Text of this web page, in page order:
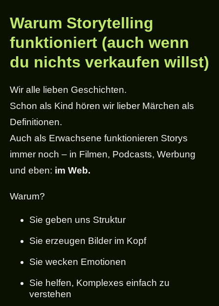
Warum Storytelling
funktioniert (auch wenn
du nichts verkaufen willst)
Wir alle lieben Geschichten.
Schon als Kind hören wir lieber Märchen als
Definitionen.
Auch als Erwachsene funktionieren Storys
immer noch – in Filmen, Podcasts, Werbung
und eben: im Web.
Warum?
Sie geben uns Struktur
Sie erzeugen Bilder im Kopf
Sie wecken Emotionen
Sie helfen, Komplexes einfach zu
verstehen